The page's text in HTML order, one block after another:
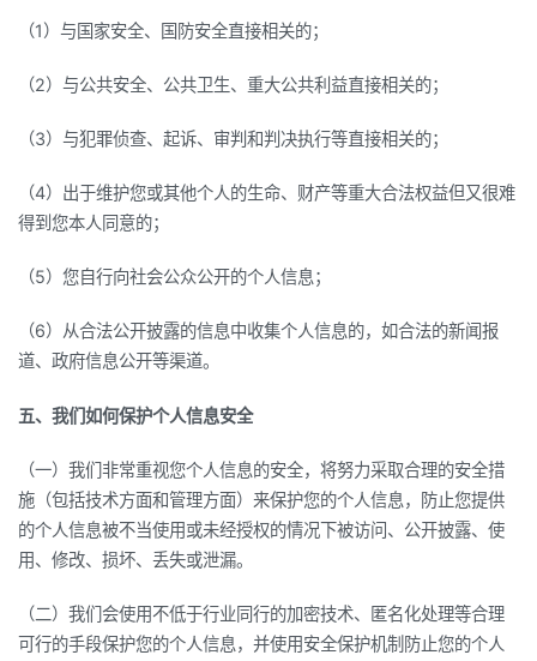
（1）与国家安全、国防安全直接相关的；
（2）与公共安全、公共卫生、重大公共利益直接相关的；
（3）与犯罪侦查、起诉、审判和判决执行等直接相关的；
（4）出于维护您或其他个人的生命、财产等重大合法权益但又很难
得到您本人同意的；
（5）您自行向社会公众公开的个人信息；
（6）从合法公开披露的信息中收集个人信息的，如合法的新闻报
道、政府信息公开等渠道。
五、我们如何保护个人信息安全
（一）我们非常重视您个人信息的安全，将努力采取合理的安全措
施（包括技术方面和管理方面）来保护您的个人信息，防止您提供
的个人信息被不当使用或未经授权的情况下被访问、公开披露、使
用、修改、损坏、丢失或泄漏。
（二）我们会使用不低于行业同行的加密技术、匿名化处理等合理
可行的手段保护您的个人信息，并使用安全保护机制防止您的个人